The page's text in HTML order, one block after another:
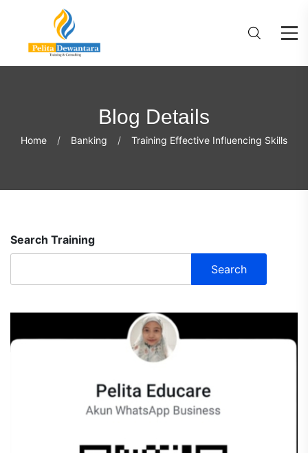
Blog Details
Home Banking Training Effective Influencing Skills
Search Training
Search